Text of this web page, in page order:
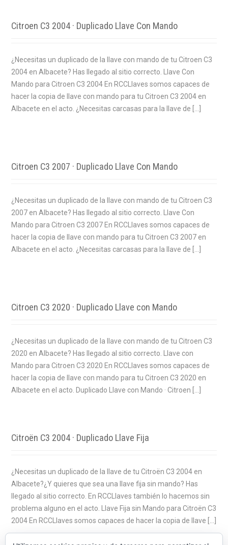
Citroen C3 2004 · Duplicado Llave Con Mando
¿Necesitas un duplicado de la llave con mando de tu Citroen C3
2004 en Albacete? Has llegado al sitio correcto. Llave Con
Mando para Citroen C3 2004 En RCCLlaves somos capaces de
hacer la copia de llave con mando para tu Citroen C3 2004 en
Albacete en el acto. ¿Necesitas carcasas para la llave de […]
Citroen C3 2007 · Duplicado Llave Con Mando
¿Necesitas un duplicado de la llave con mando de tu Citroen C3
2007 en Albacete? Has llegado al sitio correcto. Llave Con
Mando para Citroen C3 2007 En RCCLlaves somos capaces de
hacer la copia de llave con mando para tu Citroen C3 2007 en
Albacete en el acto. ¿Necesitas carcasas para la llave de […]
Citroen C3 2020 · Duplicado Llave con Mando
¿Necesitas un duplicado de la llave con mando de tu Citroen C3
2020 en Albacete? Has llegado al sitio correcto. Llave con
Mando para Citroen C3 2020 En RCCLlaves somos capaces de
hacer la copia de llave con mando para tu Citroen C3 2020 en
Albacete en el acto. Duplicado Llave con Mando · Citroen […]
Citroën C3 2004 · Duplicado Llave Fija
¿Necesitas un duplicado de la llave de tu Citroën C3 2004 en
Albacete?¿Y quieres que sea una llave fija sin mando? Has
llegado al sitio correcto. En RCCLlaves también lo hacemos sin
problema alguno en el acto. Llave Fija sin Mando para Citroën C3
2004 En RCCLlaves somos capaces de hacer la copia de llave […]